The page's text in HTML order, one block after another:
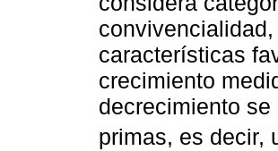
características
crecimiento
decrecimiento
primas, es decir,